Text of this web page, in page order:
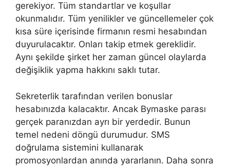
gerekiyor. Tüm standartlar ve koşullar
okunmalıdır. Tüm yenilikler ve güncellemeler çok
kısa süre içerisinde firmanın resmi hesabından
duyurulacaktır. Onları takip etmek gereklidir.
Aynı şekilde şirket her zaman güncel olaylarda
değişiklik yapma hakkını saklı tutar.
Sekreterlik tarafından verilen bonuslar
hesabınızda kalacaktır. Ancak Bymaske parası
gerçek paranızdan ayrı bir yerdedir. Bunun
temel nedeni döngü durumudur. SMS
doğrulama sistemini kullanarak
promosyonlardan anında yararlanın. Daha sonra